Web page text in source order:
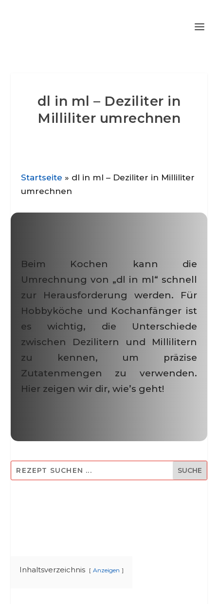
dl in ml – Deziliter in
Milliliter umrechnen
Startseite » dl in ml – Deziliter in Milliliter
umrechnen
Beim Kochen kann die
Umrechnung von „dl in ml“ schnell
zur Herausforderung werden. Für
Hobbyköche und Kochanfänger ist
es wichtig, die Unterschiede
zwischen Dezilitern und Millilitern
zu kennen, um präzise
Zutatenmengen zu verwenden.
Hier zeigen wir dir, wie’s geht!
Inhaltsverzeichnis Anzeigen